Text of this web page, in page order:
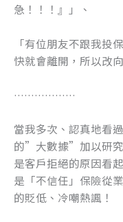
急！！！』」、
「有位朋友不跟我投
快就會離開，所以改
………………
當我多次、認真地看
的”大數據”加以研究
是客戶拒絕的原因看
是「不信任」保險從
的貶低、冷嘲熱諷！